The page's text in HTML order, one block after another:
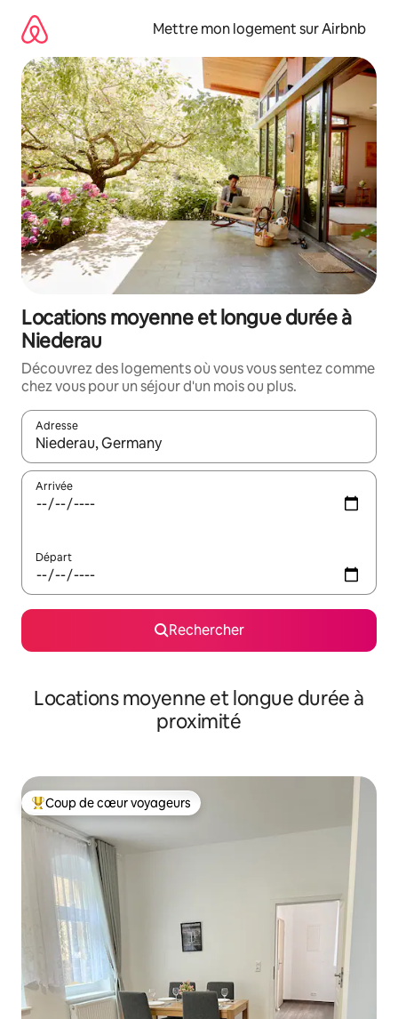
directement
contenu
Mettre mon logement sur Airbnb
Locations moyenne et longue durée à
Niederau
Découvrez des logements où vous vous sentez comme
chez vous pour un séjour d'un mois ou plus.
Adresse
Lorsque les résultats s'affichent, utilisez les flèches vers le
Arrivée
Départ
Rechercher
Locations moyenne et longue durée à
proximité
Coups de cœur voyageurs les plus appréciés
Coup de cœur voyageurs